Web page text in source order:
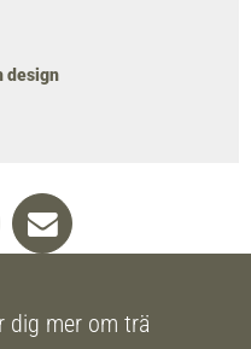
design
dig mer om trä